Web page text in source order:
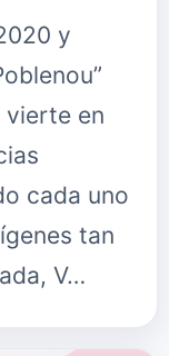
y
en
cada uno
tan
V…